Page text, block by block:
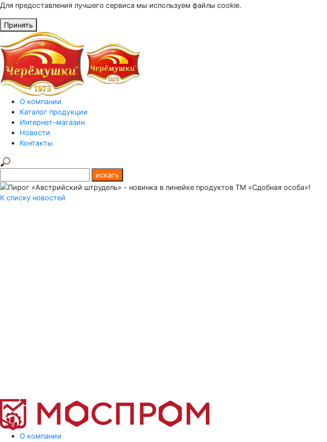
Для предоставления лучшего сервиса мы используем файлы cookie.
Принять
О компании
Каталог продукции
Интернет-магазин
Новости
Контакты
К списку новостей
О компании